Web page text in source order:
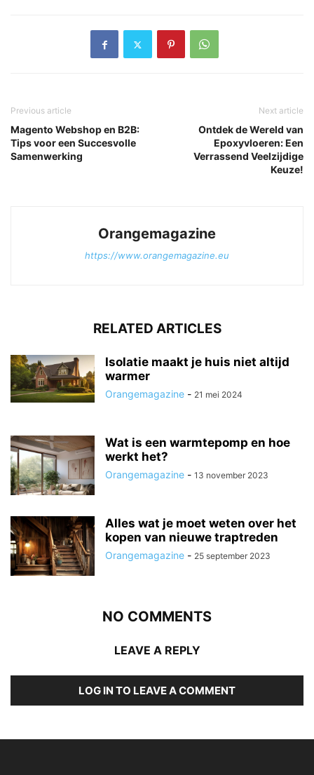
Previous article
Magento Webshop en B2B:
Tips voor een Succesvolle
Samenwerking
Next article
Ontdek de Wereld van
Epoxyvloeren: Een
Verrassend Veelzijdige
Keuze!
Orangemagazine
https://www.orangemagazine.eu
RELATED ARTICLES
Isolatie maakt je huis niet altijd
warmer
Orangemagazine - 21 mei 2024
Wat is een warmtepomp en hoe
werkt het?
Orangemagazine - 13 november 2023
Alles wat je moet weten over het
kopen van nieuwe traptreden
Orangemagazine - 25 september 2023
NO COMMENTS
LEAVE A REPLY
LOG IN TO LEAVE A COMMENT